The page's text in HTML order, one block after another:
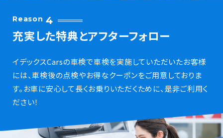
Reason 4
充実した特典とアフターフォロー
イデックスCarsの車検で車検を実施していただいたお客様
には、車検後の点検やお得なクーポンをご用意しておりま
す。お車に安心して長くお乗りいただくために、是非ご利用く
ださい！